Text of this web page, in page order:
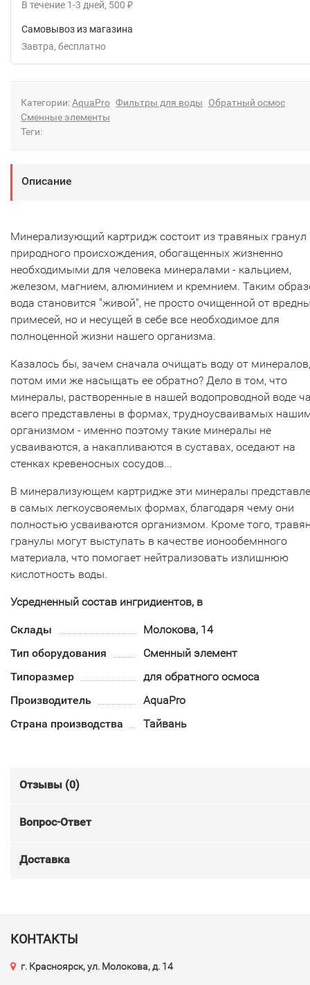
В течение 1-3 дней 500 ₽
Самовывоз из магазина
Завтра
Бесплатно
Категории:AquaPro Фильтры для воды
Обратный осмос
Сменные элементы
Теги:
Описание
Минерализующий картридж состоит из травяных гранул
природного происхождения, обогащенных жизненно
необходимыми для человека минералами - кальцием,
железом, магнием, алюминием и кремнием. Таким
вода становится "живой", не просто очищенной от
примесей, но и несущей в себе все необходимое для
полноценной жизни нашего организма.
Казалось бы, зачем сначала очищать воду от
потом ими же насыщать ее обратно? Дело в том, что
минералы, растворенные в нашей водопроводной воде
всего представлены в формах, трудноусваивамых
организмом - именно поэтому такие минералы не
усваиваются, а накапливаются в суставах, оседают на
стенках кревеносных сосудов...
В минерализующем картридже эти минералы
в самых легкоусвояемых формах, благодаря чему они
полностью усваиваются организмом. Кроме того,
гранулы могут выступать в качестве ионообемнного
материала, что помогает нейтрализовать излишнюю
кислотность воды.
Усредненный состав ингридиентов, в
Склады
Молокова, 14
Тип оборудования
Сменный элемент
Типоразмер
для обратного осмоса
Производитель
AquaPro
Страна производства
Тайвань
Отзывы (0)
Вопрос-Ответ
Доставка
КОНТАКТЫ
г. Красноярск, ул. Молокова, д. 14